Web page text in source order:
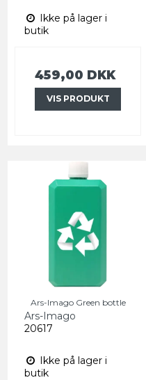
Ikke på lager i
butik
459,00 DKK
VIS PRODUKT
Ars-Imago Green bottle
Ars-Imago
20617
Ikke på lager i
butik